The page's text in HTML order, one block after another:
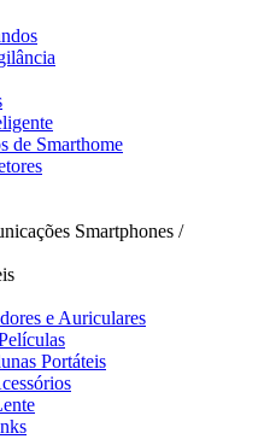
de Smarthome
Smartphones /
e Auriculares
Portáteis